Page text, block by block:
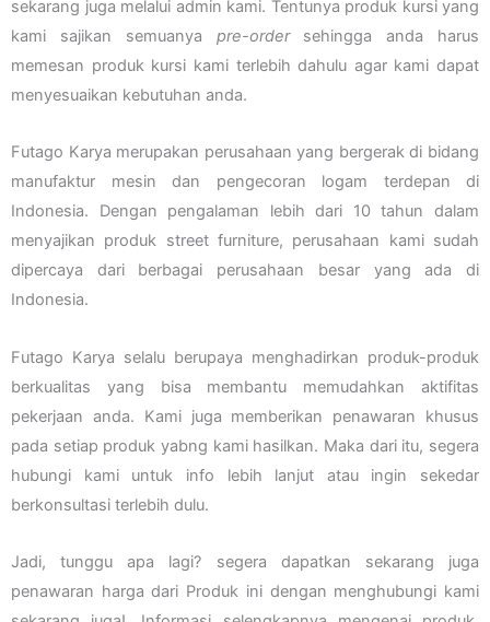
sekarang juga melalui admin kami. Tentunya produk kursi yang
kami sajikan semuanya pre-ordersehingga anda harus
memesan produk kursi kami terlebih dahulu agar kami dapat
menyesuaikan kebutuhan anda.
Futago Karya merupakan perusahaan yang bergerak di bidang
manufaktur mesin dan pengecoran logam terdepan di
Indonesia. Dengan pengalaman lebih dari 10 tahun dalam
menyajikan produk street furniture, perusahaan kami sudah
dipercaya dari berbagai perusahaan besar yang ada di
Indonesia.
Futago Karya selalu berupaya menghadirkan produk-produk
berkualitas yang bisa membantu memudahkan aktifitas
pekerjaan anda. Kami juga memberikan penawaran khusus
pada setiap produk yabng kami hasilkan. Maka dari itu, segera
hubungi kami untuk info lebih lanjut atau ingin sekedar
berkonsultasi terlebih dulu.
Jadi, tunggu apa lagi? segera dapatkan sekarang juga
penawaran harga dari Produk ini dengan menghubungi kami